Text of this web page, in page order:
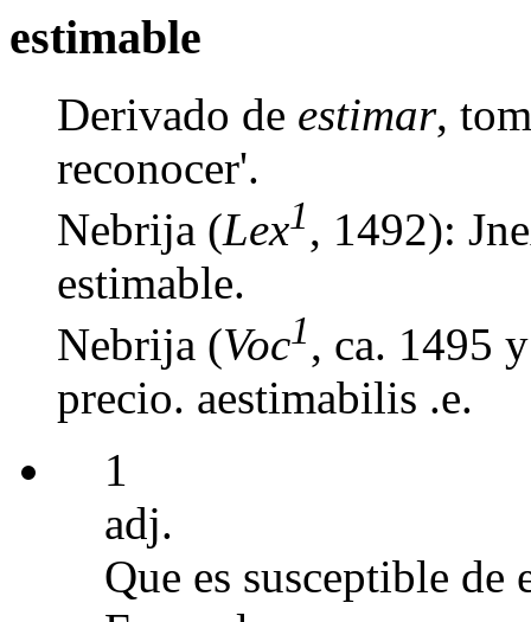
estimable
Derivado de estimar,
reconocer'.
Nebrija (Lex1, 1492):
estimable.
Nebrija (Voc1, ca. 1495
precio. aestimabilis .e.
1
adj.
Que es susceptible de